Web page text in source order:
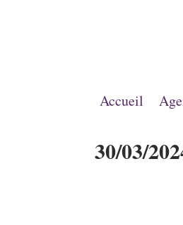
Accueil
30/03/